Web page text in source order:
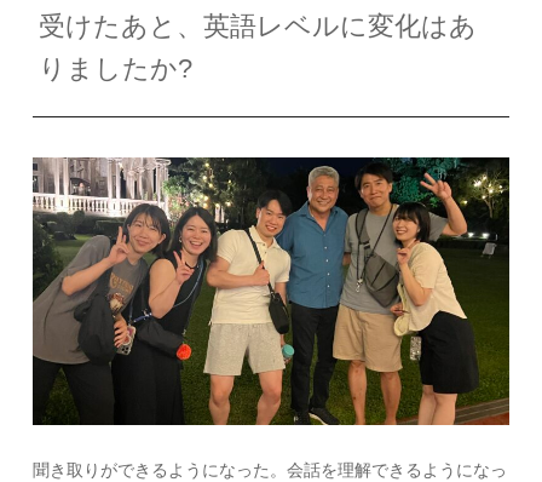
受けたあと、英語レベルに変化はあ
りましたか?
聞き取りができるようになった。会話を理解できるようになっ